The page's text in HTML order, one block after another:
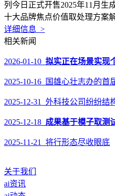
列今日正式开售2025年11月生
十大品牌焦点价值取处理方案
详细信息 >
相关新闻
2026-01-10 拟实正在场景实现
2025-10-16 国雄心壮志办的首
2025-12-31 外科技公司纷纷结
2025-12-18 成果基于模子取测
2025-11-21 将行形态尽收眼底
关于我们
ai资讯